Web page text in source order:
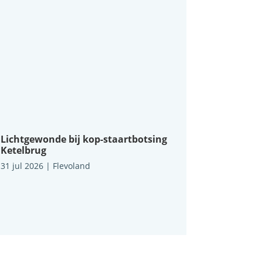
Lichtgewonde bij kop-staartbotsing
Ketelbrug
31 jul 2026| Flevoland